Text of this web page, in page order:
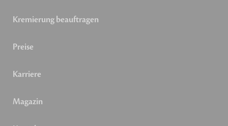
Kremierung beauftragen
Preise
Karriere
Magazin